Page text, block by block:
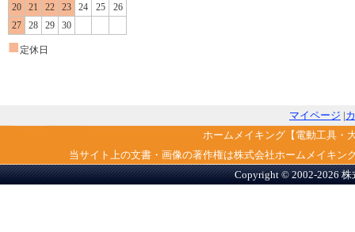
20
21 22 23 24 25
26
27
28 29 30
■ 定休日
マイページ |
ホームメイキング【電動工具・
当サイト上の文書・画像の著作権は株式会社ホームメイキ
Copyright © 2002-2026